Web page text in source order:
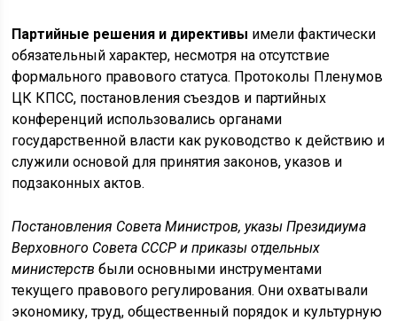
Партийные решения и директивы имели фактически
обязательный характер, несмотря на отсутствие
формального правового статуса. Протоколы Пленумов
ЦК КПСС, постановления съездов и партийных
конференций использовались органами
государственной власти как руководство к действию и
служили основой для принятия законов, указов и
подзаконных актов.
Постановления Совета Министров, указы Президиума
Верховного Совета СССР и приказы отдельных
министерств были основными инструментами
текущего правового регулирования. Они охватывали
экономику, труд, общественный порядок и культурную